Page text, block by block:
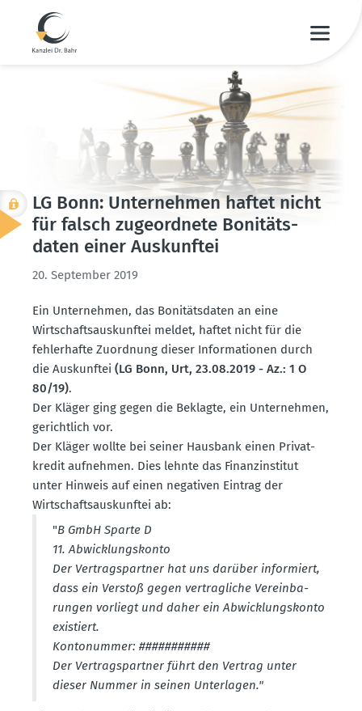
LG Bonn: Unter­nehmen haftet nicht
für falsch zugeordnete Bonitäts­
daten einer Auskunftei
20. September 2019
Ein Unter­nehmen, das Bonitäts­daten an eine
Wirtschafts­aus­kunftei meldet, haftet nicht für die
fehler­hafte Zuordnung dieser Infor­ma­tionen durch
die Auskunftei (LG Bonn, Urt, 23.08.2019 - Az.: 1 O
80/19).
Der Kläger ging gegen die Beklagte, ein Unter­nehmen,
gerichtlich vor.
Der Kläger wollte bei seiner Hausbank einen Privat­
kredit aufnehmen. Dies lehnte das Finanz­in­stitut
unter Hinweis auf einen negativen Eintrag der
Wirtschafts­aus­kunftei ab:
"B GmbH Sparte D
11. Abwick­lungs­konto
Der Vertrags­partner hat uns darüber infor­miert,
dass ein Verstoß gegen vertrag­liche Verein­ba­
rungen vorliegt und daher ein Abwick­lungs­konto
existiert.
Konto­nummer: ###########
Der Vertrags­partner führt den Vertrag unter
dieser Nummer in seinen Unter­lagen."